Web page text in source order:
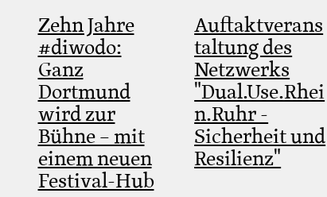
Zehn Jahre
#diwodo:
Ganz
Dortmund
wird zur
Bühne – mit
einem neuen
Festival-Hub
Auftaktverans
taltung des
Netzwerks
"Dual.Use.Rhei
n.Ruhr -
Sicherheit und
Resilienz"